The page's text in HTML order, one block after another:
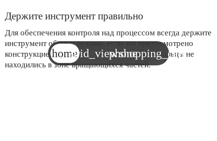
Держите инструмент правильно
Для обеспечения контроля над процессом всегда держите
инструмент обеими руками, если это предусмотрено
конструкцией. Следите за тем, чтобы ваши пальцы не
находились в зоне вращающихся частей.
homegrid_viewphone
shopping_cart